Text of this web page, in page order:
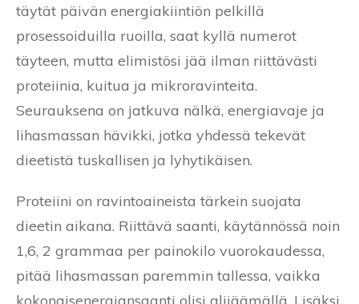
täytät päivän energiakiintiön pelkillä
prosessoiduilla ruoilla, saat kyllä numerot
täyteen, mutta elimistösi jää ilman riittävästi
proteiinia, kuitua ja mikroravinteita.
Seurauksena on jatkuva nälkä, energiavaje ja
lihasmassan hävikki, jotka yhdessä tekevät
dieetistä tuskallisen ja lyhytikäisen.
Proteiini on ravintoaineista tärkein suojata
dieetin aikana. Riittävä saanti, käytännössä noin
1,6, 2 grammaa per painokilo vuorokaudessa,
pitää lihasmassan paremmin tallessa, vaikka
kokonaisenergiansaanti olisi alijäämällä. Lisäksi